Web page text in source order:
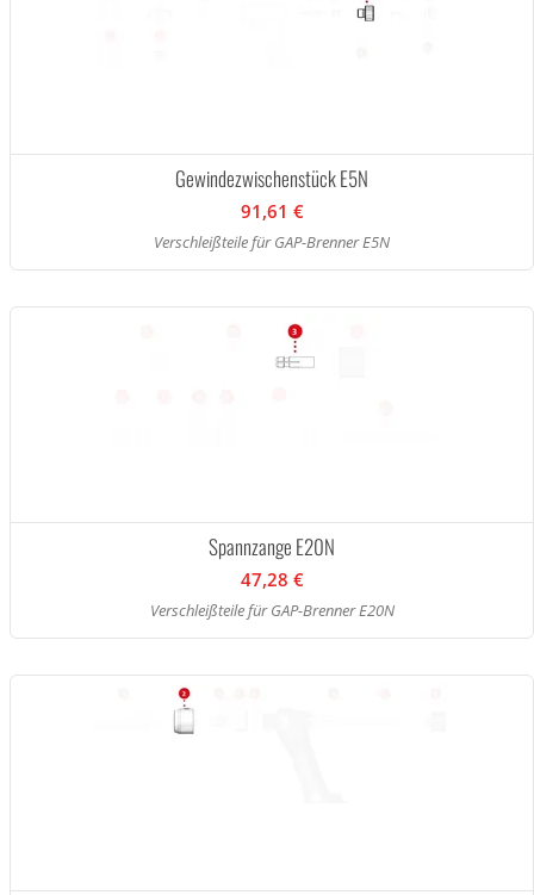
Gewindezwischenstück E5N
91,61 €
Verschleißteile für GAP-Brenner E5N
Spannzange E20N
47,28 €
Verschleißteile für GAP-Brenner E20N